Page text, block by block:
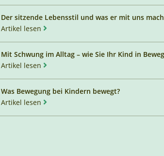
I
n
t
e
r
n
r
L
Der sitzende Lebensstil und was er mit uns
Artikel lesen
I
n
t
e
r
n
Mit Schwung im Alltag – wie Sie Ihr Kind in
Artikel lesen
I
n
t
e
Was Bewegung bei Kindern bewegt?
Artikel lesen
I